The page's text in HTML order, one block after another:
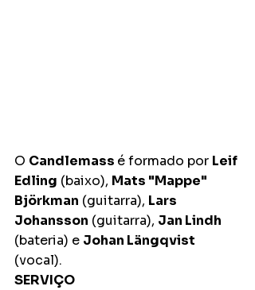
O Candlemass é formado por Leif
Edling (baixo), Mats "Mappe"
Björkman (guitarra), Lars
Johansson (guitarra), Jan Lindh
(bateria) e Johan Längqvist
(vocal).
SERVIÇO